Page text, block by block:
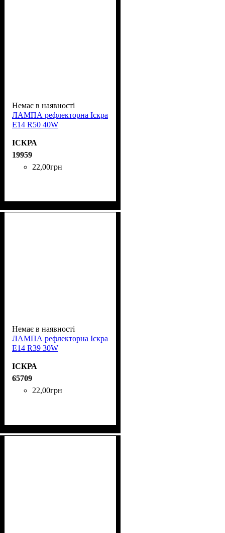
Немає в наявності
ЛАМПА рефлекторна Іскра
Е14 R50 40W
ІСКРА
19959
22,00грн
Немає в наявності
ЛАМПА рефлекторна Іскра
Е14 R39 30W
ІСКРА
65709
22,00грн